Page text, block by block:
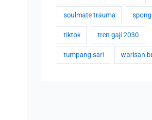
soulmate trauma
tiktok tren gaji 2030
tumpang sari warisan